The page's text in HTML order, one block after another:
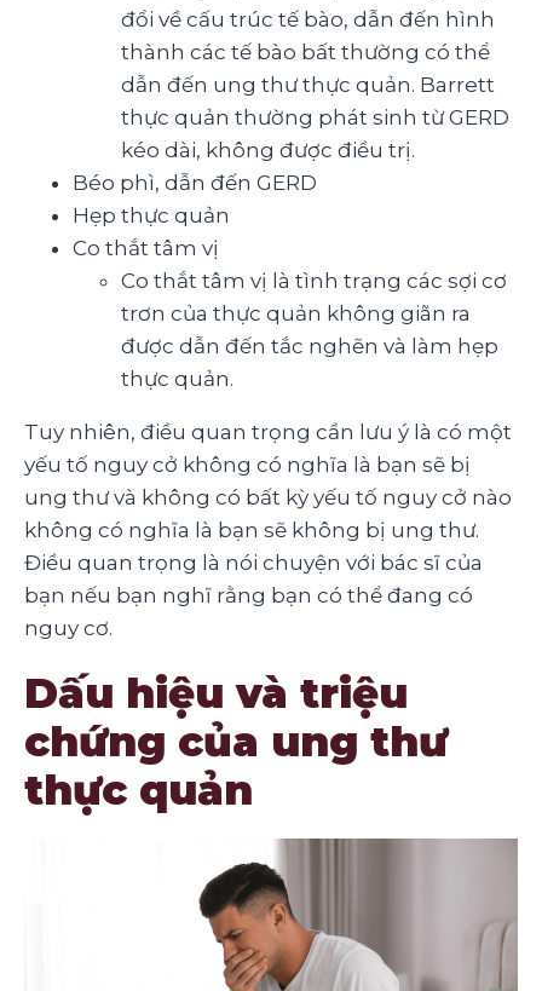
đổi về cấu trúc tế bào, dẫn đến hình
thành các tế bào bất thường có thể
dẫn đến ung thư thực quản. Barrett
thực quản thường phát sinh từ GERD
kéo dài, không được điều trị.
Béo phì, dẫn đến GERD
Hẹp thực quản
Co thắt tâm vị
Co thắt tâm vị là tình trạng các sợi cơ
trơn của thực quản không giãn ra
được dẫn đến tắc nghẽn và làm hẹp
thực quản.
Tuy nhiên, điều quan trọng cần lưu ý là có một
yếu tố nguy cở không có nghĩa là bạn sẽ bị
ung thư và không có bất kỳ yếu tố nguy cở nào
không có nghĩa là bạn sẽ không bị ung thư.
Điều quan trọng là nói chuyện với bác sĩ của
bạn nếu bạn nghĩ rằng bạn có thể đang có
nguy cơ.
Dấu hiệu và triệu
chứng của ung thư
thực quản